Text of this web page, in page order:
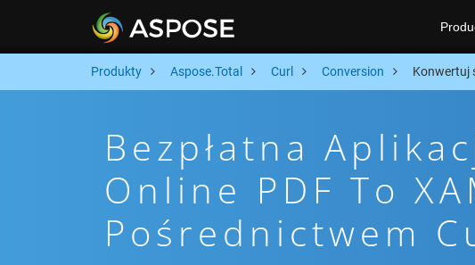
Produkty Aspose.Total Curl Conversion Konwertuj
Bezpłatna
Online PDF To
Pośrednictwem